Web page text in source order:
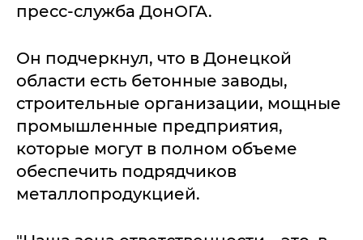
пресс-служба ДонОГА.
Он подчеркнул, что в Донецкой
области есть бетонные заводы,
строительные организации, мощные
промышленные предприятия,
которые могут в полном объеме
обеспечить подрядчиков
металлопродукцией.